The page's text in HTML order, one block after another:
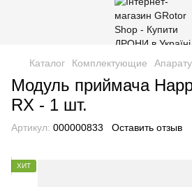
Каталог Комплектующие
Модуль приймача
RX - 1 шт.
Артикул: 000000833 Оставить отзыв
ХИТ